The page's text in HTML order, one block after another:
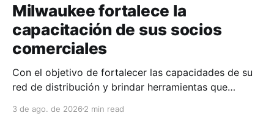
Milwaukee fortalece la
capacitación de sus socios
comerciales
Con el objetivo de fortalecer las capacidades de su
red de distribución y brindar herramientas que
técnico, Milwaukee llevó a cabo una capacitación
3 de ago. de 2026 2 min read